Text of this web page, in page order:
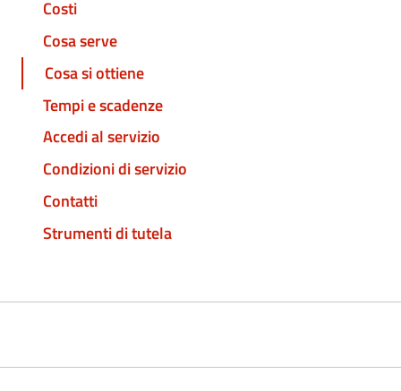
Costi
Cosa serve
Cosa si ottiene
Tempi e scadenze
Accedi al servizio
Condizioni di servizio
Contatti
Strumenti di tutela